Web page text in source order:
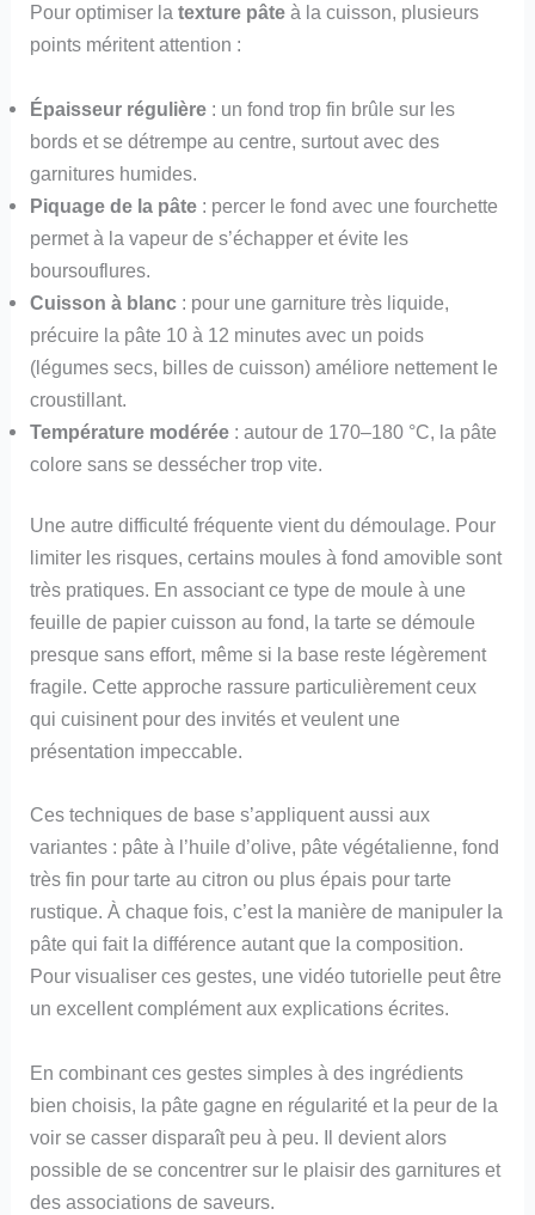
Pour optimiser latexture pâte à la cuisson, plusieurs
points méritent attention :
Épaisseur régulière : un fond trop fin brûle sur les
bords et se détrempe au centre, surtout avec des
garnitures humides.
Piquage de la pâte : percer le fond avec une fourchette
permet à la vapeur de s’échapper et évite les
boursouflures.
Cuisson à blanc : pour une garniture très liquide,
précuire la pâte 10 à 12 minutes avec un poids
(légumes secs, billes de cuisson) améliore nettement le
croustillant.
Température modérée : autour de 170–180 °C, la pâte
colore sans se dessécher trop vite.
Une autre difficulté fréquente vient du démoulage. Pour
limiter les risques, certains moules à fond amovible sont
très pratiques. En associant ce type de moule à une
feuille de papier cuisson au fond, la tarte se démoule
presque sans effort, même si la base reste légèrement
fragile. Cette approche rassure particulièrement ceux
qui cuisinent pour des invités et veulent une
présentation impeccable.
Ces techniques de base s’appliquent aussi aux
variantes : pâte à l’huile d’olive, pâte végétalienne, fond
très fin pour tarte au citron ou plus épais pour tarte
rustique. À chaque fois, c’est la manière de manipuler la
pâte qui fait la différence autant que la composition.
Pour visualiser ces gestes, une vidéo tutorielle peut être
un excellent complément aux explications écrites.
En combinant ces gestes simples à des ingrédients
bien choisis, la pâte gagne en régularité et la peur de la
voir se casser disparaît peu à peu. Il devient alors
possible de se concentrer sur le plaisir des garnitures et
des associations de saveurs.